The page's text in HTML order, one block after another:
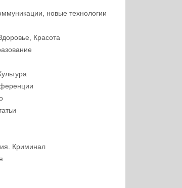
новые технологии
Красота
Криминал